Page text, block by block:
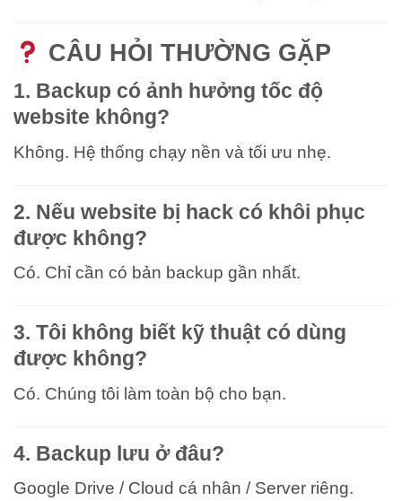
CÂU HỎI THƯỜNG GẶP
1. Backup có ảnh hưởng tốc độ
website không?
Không. Hệ thống chạy nền và tối ưu nhẹ.
2. Nếu website bị hack có khôi phục
được không?
Có. Chỉ cần có bản backup gần nhất.
3. Tôi không biết kỹ thuật có dùng
được không?
Có. Chúng tôi làm toàn bộ cho bạn.
4. Backup lưu ở đâu?
Google Drive / Cloud cá nhân / Server riêng.